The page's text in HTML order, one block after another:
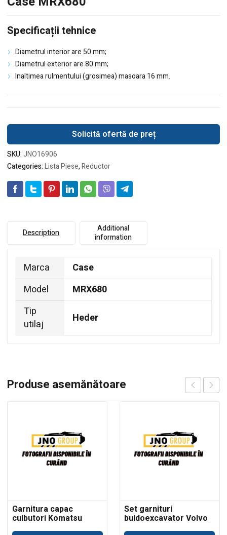
Specificații tehnice
Diametrul interior are 50 mm;
Diametrul exterior are 80 mm;
Inaltimea rulmentului (grosimea) masoara 16 mm.
Solicită ofertă de preț
SKU:JNO16906
Categories:Lista Piese,Reductor
Description
Additional
information
Marca
Case
Model
MRX680
Tip
utilaj
Heder
Produse asemănătoare
Garnitura capac
culbutori Komatsu
Set garnituri
buldoexcavator Volvo